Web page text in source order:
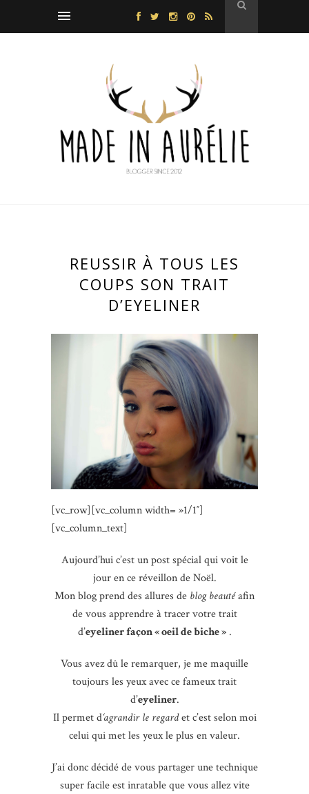
REUSSIR À TOUS LES
COUPS SON TRAIT
D’EYELINER
[vc_row][vc_column width= »1/1″]
[vc_column_text]
Aujourd’hui c’est un post spécial qui voit le
jour en ce réveillon de Noël.
Mon blog prend des allures de blog beautéafin
de vous apprendre à tracer votre trait
d’eyeliner façon « oeil de biche ».
Vous avez dû le remarquer, je me maquille
toujours les yeux avec ce fameux trait
d’eyeliner.
Il permet d‘agrandir le regardet c’est selon moi
celui qui met les yeux le plus en valeur.
J’ai donc décidé de vous partager une technique
super facile est inratable que vous allez vite